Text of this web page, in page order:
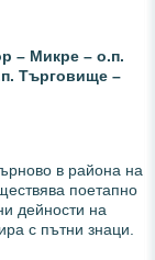
– Микре – о.п.
Търговище –
в района на
поетапно
дейности на
с пътни знаци.